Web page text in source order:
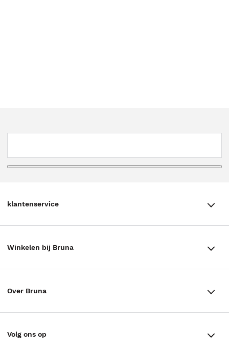
klantenservice
Annuleren & Retourneren
Winkelen bij Bruna
Over Bruna
Volg ons op